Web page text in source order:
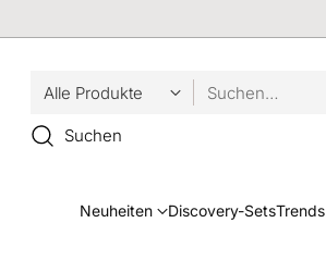
Suchen…
Suchen
Neuheiten Discovery-SetsTrends